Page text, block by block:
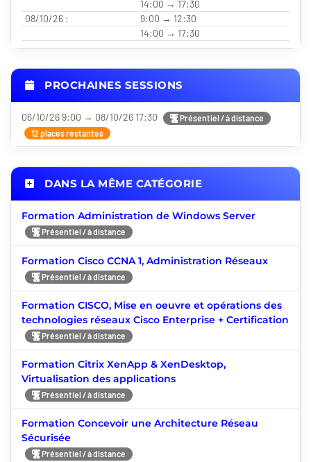
14:00 → 17:30
08/10/26 :
9:00 → 12:30
14:00 → 17:30
PROCHAINES SESSIONS
06/10/26 9:00 → 08/10/26 17:30
Présentiel / à distance
12 places restantes
DANS LA MÊME CATÉGORIE
Formation Administration de Windows Server
Présentiel / à distance
Formation Cisco CCNA 1, Administration Réseaux
Présentiel / à distance
Formation CISCO, Mise en oeuvre et opérations des
technologies réseaux Cisco Enterprise + Certification
Présentiel / à distance
Formation Citrix XenApp & XenDesktop,
Virtualisation des applications
Présentiel / à distance
Formation Concevoir une Architecture Réseau
Sécurisée
Présentiel / à distance